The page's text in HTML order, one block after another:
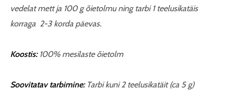
vedelat mett ja 100 g õietolmu ning tarbi 1 teelusikatäis
korraga 2-3 korda päevas.
Koostis:100% mesilaste õietolm
Soovitatav tarbimine:Tarbi kuni 2 teelusikatäit (ca 5 g)